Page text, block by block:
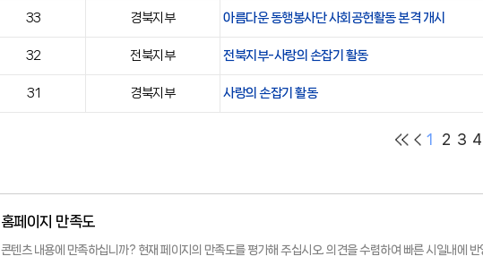
33 경북지부 아름다운 동행봉사단 사회공헌활동 본격 개시
32 전북지부 전북지부-사랑의 손잡기 활동
31 경북지부 사랑의 손잡기 활동
1 2 3 4
홈페이지 만족도
콘텐츠 내용에 만족하십니까? 현재 페이지의 만족도를 평가해 주십시오. 의견을 수렴하여 빠른 시일내에 반